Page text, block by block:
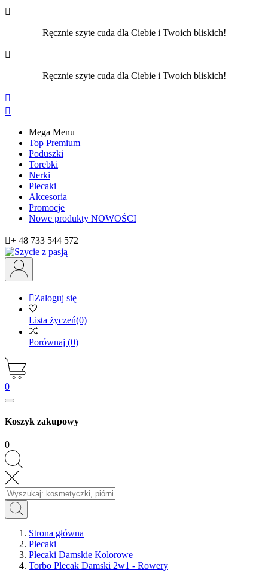

Ręcznie szyte cuda dla Ciebie i Twoich bliskich!

Ręcznie szyte cuda dla Ciebie i Twoich bliskich!


Mega Menu
Top Premium
Poduszki
Torebki
Nerki
Plecaki
Akcesoria
Promocje
Nowe produkty NOWOŚCI
+ 48 733 544 572
Zaloguj się
Lista życzeń(0)
Porównaj (0)
0
Koszyk zakupowy
0
Strona główna
Plecaki
Plecaki Damskie Kolorowe
Torbo Plecak Damski 2w1 - Rowery